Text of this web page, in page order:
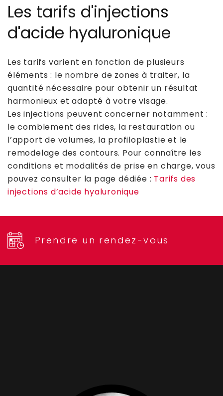
Les tarifs d'injections
d'acide hyaluronique
Les tarifs varient en fonction de plusieurs
éléments : le nombre de zones à traiter, la
quantité nécessaire pour obtenir un résultat
harmonieux et adapté à votre visage.
Les injections peuvent concerner notamment :
le comblement des rides, la restauration ou
l’apport de volumes, la profiloplastie et le
remodelage des contours. Pour connaître les
conditions et modalités de prise en charge, vous
pouvez consulter la page dédiée : Tarifs des
injections d’acide hyaluronique
Prendre un rendez-vous